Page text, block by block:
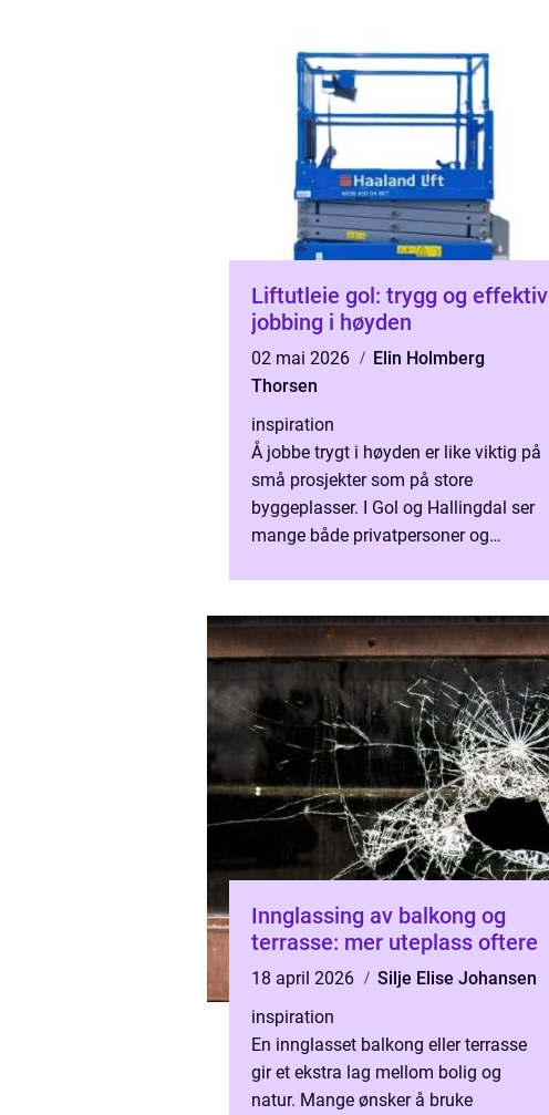
Liftutleie gol: trygg og effektiv
jobbing i høyden
02 mai 2026
Elin Holmberg
Thorsen
inspiration
Å jobbe trygt i høyden er like viktig på
små prosjekter som på store
byggeplasser. I Gol og Hallingdal ser
mange både privatpersoner og
Innglassing av balkong og
terrasse: mer uteplass oftere
18 april 2026
Silje Elise Johansen
inspiration
En innglasset balkong eller terrasse
gir et ekstra lag mellom bolig og
natur. Mange ønsker å bruke